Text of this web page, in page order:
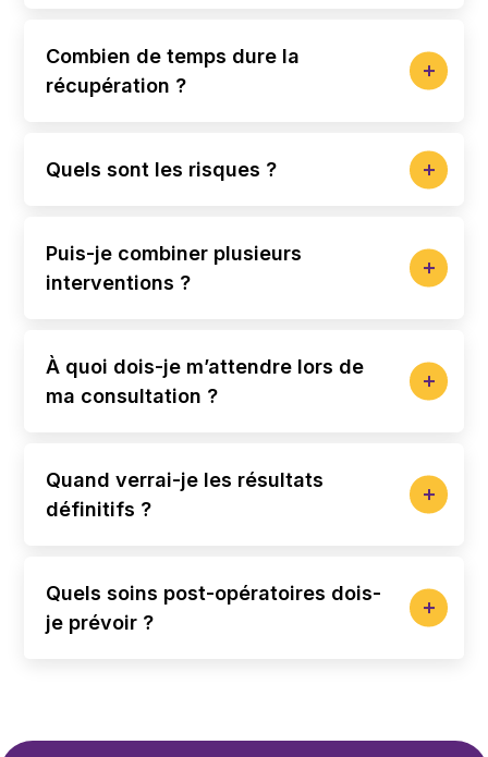
Combien de temps dure la
récupération ?
Quels sont les risques ?
Puis-je combiner plusieurs
interventions ?
À quoi dois-je m’attendre lors de
ma consultation ?
Quand verrai-je les résultats
définitifs ?
Quels soins post-opératoires dois-
je prévoir ?